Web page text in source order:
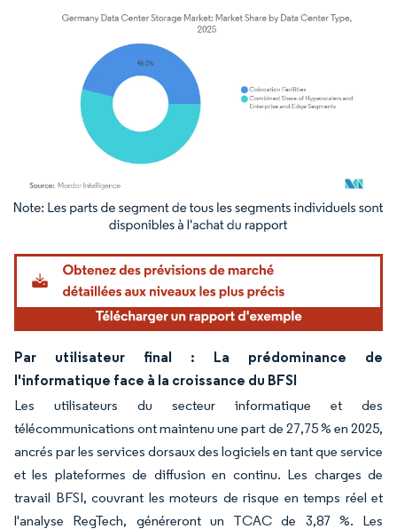
Image © Mordor Intelligence. La réutilisation nécessite une attribution sous CC BY
Par utilisateur final : La prédominance de
l'informatique face à la croissance du BFSI
Les utilisateurs du secteur informatique et des
télécommunications ont maintenu une part de 27,75 % en 2025,
ancrés par les services dorsaux des logiciels en tant que service
et les plateformes de diffusion en continu. Les charges de
travail BFSI, couvrant les moteurs de risque en temps réel et
l'analyse RegTech, généreront un TCAC de 3,87 %. Les